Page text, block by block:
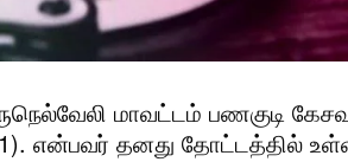
மாவட்டம் பணகுடி
என்பவர் தனது தோட்டத்தில் உள்ள